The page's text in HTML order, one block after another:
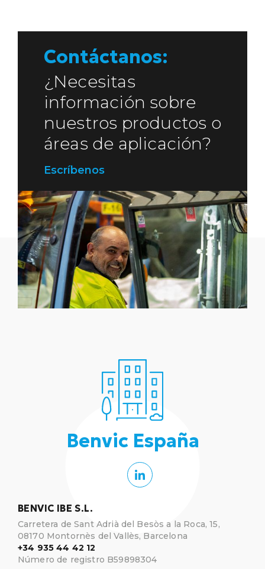
Contáctanos:
¿Necesitas
información sobre
nuestros productos o
áreas de aplicación?
Escríbenos
Benvic España
BENVIC IBE S.L.
Carretera de Sant Adrià del Besòs a la Roca, 15,
08170 Montornès del Vallès, Barcelona
+34 935 44 42 12
Número de registro B59898304